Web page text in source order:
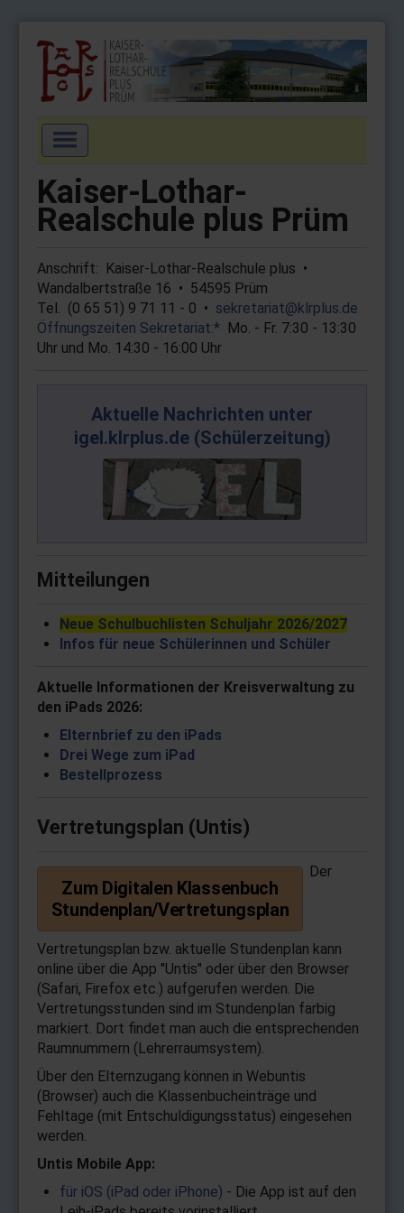
Navigation
an/aus
Startseite
Aktuell
Schulprofil
Wahlpflichtfächer
Arbeitsgemeinschaften
Kaiser-Lothar-
Realschule plus Prüm
Anschrift: Kaiser-Lothar-Real­schule plus •
Wandalbertstraße 16 • 54595 Prüm
Tel. (0 65 51) 9 71 11 - 0 • sekre­tariat@​klr­plus.de
Öffnungs­zeiten Sekre­tariat:* Mo. - Fr. 7:30 - 13:30
Uhr und Mo. 14:30 - 16:00 Uhr
Aktuelle Nachrichten unter
igel.klrplus.de (Schülerzeitung)
Mitteilungen
Neue Schulbuchlisten Schuljahr 2026/2027
Infos für neue Schülerinnen und Schüler
Aktuelle Informationen der Kreisverwaltung zu
den iPads 2026:
Elternbrief zu den iPads
Drei Wege zum iPad
Bestellprozess
Vertretungsplan (Untis)
Zum Digitalen Klassenbuch
Stundenplan/Vertretungsplan
Der
Vertretungsplan bzw. aktuelle Stundenplan kann
online über die App "Untis" oder über den Browser
(Safari, Firefox etc.) aufgerufen werden. Die
Vertretungsstunden sind im Stundenplan farbig
markiert. Dort findet man auch die entsprechenden
Raumnummern (Lehrerraumsystem).
Über den Elternzugang können in Webuntis
(Browser) auch die Klassenbucheinträge und
Fehltage (mit Entschuldigungsstatus) eingesehen
werden.
Untis Mobile App:
für iOS (iPad oder iPhone) - Die App ist auf den